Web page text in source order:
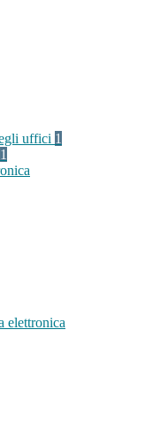
uffici 1
1
elettronica